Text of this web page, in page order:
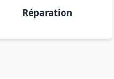
Réparation